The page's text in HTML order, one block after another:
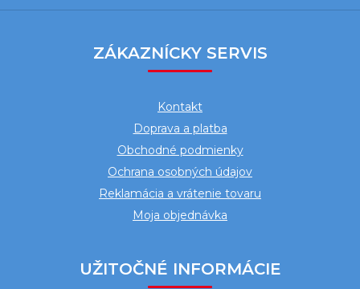
ZÁKAZNÍCKY SERVIS
Kontakt
Doprava a platba
Obchodné podmienky
Ochrana osobných údajov
Reklamácia a vrátenie tovaru
Moja objednávka
UŽITOČNÉ INFORMÁCIE